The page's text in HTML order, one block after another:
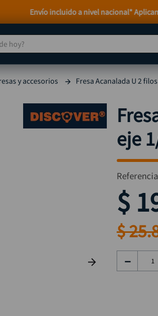
Envío incluido a nivel nacional*
y accesorios Fresa Acanalada U 2
eje
Referencia
$
$25.
－
TÉRMINOS MÁS BUSCADOS
1. taladro
compresor